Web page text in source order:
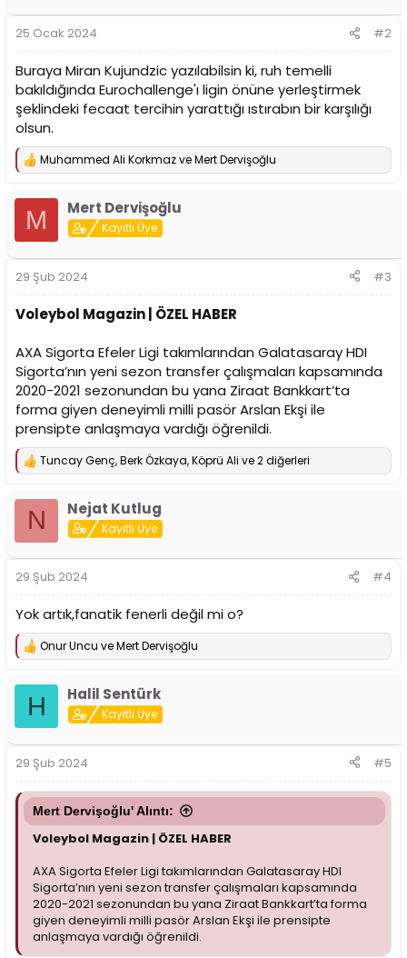
:
25 Ocak 2024 #2
Buraya Miran Kujundzic yazılabilsin ki, ruh temelli
bakıldığında Eurochallenge'ı ligin önüne yerleştirmek
şeklindeki fecaat tercihin yarattığı ıstırabın bir karşılığı
olsun.
T
p
l
:
Muhammed Ali KorkmazveMert Dervişoğlu
M Mert Dervişoğlu
Kayıtlı Üye
29 Şub 2024 #3
Voleybol Magazin | ÖZEL HABER
AXA Sigorta Efeler Ligi takımlarından Galatasaray HDI
Sigorta’nın yeni sezon transfer çalışmaları kapsamında
2020-2021 sezonundan bu yana Ziraat Bankkart’ta
forma giyen deneyimli milli pasör Arslan Ekşi ile
prensipte anlaşmaya vardığı öğrenildi.
T
:
Tuncay Genç,Berk Özkaya,Köprü Ali ve 2 diğerleri
N Nejat Kutlug
Kayıtlı Üye
29 Şub 2024 #4
Yok artık,fanatik fenerli değil mi o?
T
p
l
:
Onur Uncu veMert Dervişoğlu
H Halil Sentürk
Kayıtlı Üye
29 Şub 2024 #5
Mert Dervişoğlu' Alıntı:
Voleybol Magazin | ÖZEL HABER
AXA Sigorta Efeler Ligi takımlarından Galatasaray HDI
Sigorta’nın yeni sezon transfer çalışmaları kapsamında
2020-2021 sezonundan bu yana Ziraat Bankkart’ta forma
giyen deneyimli milli pasör Arslan Ekşi ile prensipte
anlaşmaya vardığı öğrenildi.